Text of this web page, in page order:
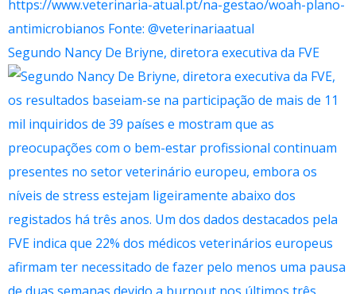
Segundo Nancy De Briyne, diretora executiva da FVE